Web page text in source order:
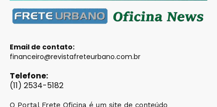
Email de contato:
financeiro@revistafreteurbano.com.br
Telefone:
(11) 2534-5182
O Portal Frete Oficina é um site de conteúdo